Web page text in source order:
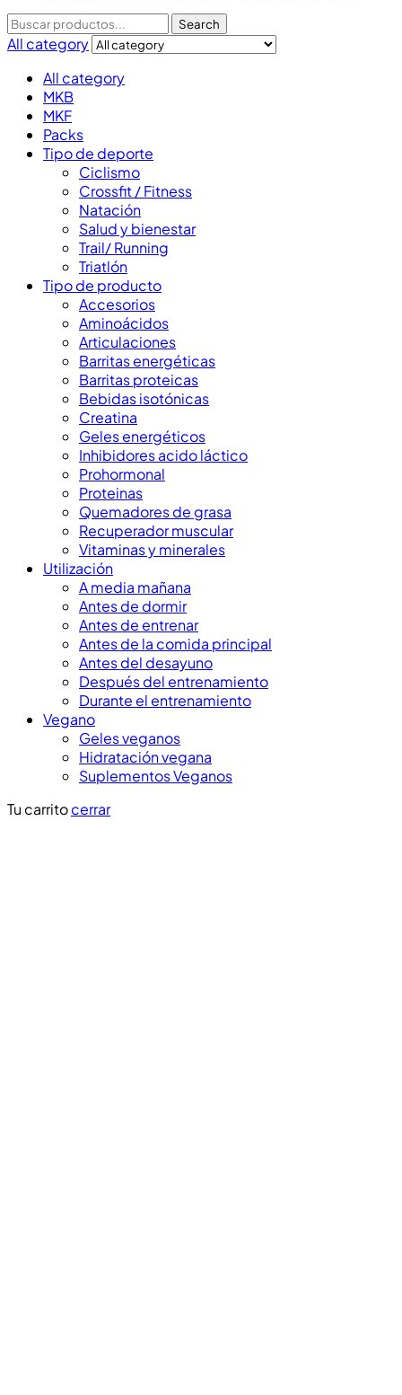
Search
All category
All category
MKB
MKF
Packs
Tipo de deporte
Ciclismo
Crossfit / Fitness
Natación
Salud y bienestar
Trail/ Running
Triatlón
Tipo de producto
Accesorios
Aminoácidos
Articulaciones
Barritas energéticas
Barritas proteicas
Bebidas isotónicas
Creatina
Geles energéticos
Inhibidores acido láctico
Prohormonal
Proteinas
Quemadores de grasa
Recuperador muscular
Vitaminas y minerales
Utilización
A media mañana
Antes de dormir
Antes de entrenar
Antes de la comida principal
Antes del desayuno
Después del entrenamiento
Durante el entrenamiento
Vegano
Geles veganos
Hidratación vegana
Suplementos Veganos
Tu carritocerrar